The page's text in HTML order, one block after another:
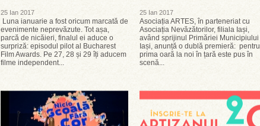
25 Ian 2017
Luna ianuarie a fost oricum marcată de
evenimente neprevăzute. Tot așa,
parcă de nicăieri, finalul ei aduce o
surpriză: episodul pilot al Bucharest
Film Awards. Pe 27, 28 și 29 îți aducem
filme independent...
25 Ian 2017
Asociația ARTES, în parteneriat cu
Asociația Nevăzătorilor, filiala Iași,
având sprijinul Primăriei Municipiului
Iași, anunță o dublă premieră: pentru
prima oară la noi în țară este pus în
scenă...